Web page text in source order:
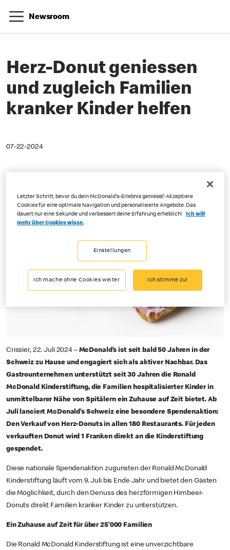
Newsroom
Herz-Donut geniessen
und zugleich Familien
kranker Kinder helfen
07-22-2024
Crissier, 22. Juli 2024 – McDonald’s ist seit bald 50 Jahren in der
Schweiz zu Hause und engagiert sich als aktiver Nachbar. Das
Gastrounternehmen unterstützt seit 30 Jahren die Ronald
McDonald Kinderstiftung, die Familien hospitalisierter Kinder in
unmittelbarer Nähe von Spitälern ein Zuhause auf Zeit bietet. Ab
Juli lanciert McDonald’s Schweiz eine besondere Spendenaktion:
Den Verkauf von Herz-Donuts in allen 180 Restaurants. Für jeden
verkauften Donut wird 1 Franken direkt an die Kinderstiftung
gespendet.
Diese nationale Spendenaktion zugunsten der Ronald McDonald
Kinderstiftung läuft vom 9. Juli bis Ende Jahr und bietet den Gästen
die Möglichkeit, durch den Genuss des herzförmigen Himbeer-
Donuts direkt Familien kranker Kinder zu unterstützen.
Ein Zuhause auf Zeit für über 25’000 Familien
Die Ronald McDonald Kinderstiftung ist eine unverzichtbare
Letzter Schritt, bevor du dein McDonald's-Erlebnis geniesst! Akzeptiere
Cookies für eine optimale Navigation und personalisierte Angebote. Das
dauert nur eine Sekunde und verbessert deine Erfahrung erheblich!
Ich will
mehr über Cookies wisse.
Einstellungen
Ich mache ohne Cookies weiter Ich stimme zu!